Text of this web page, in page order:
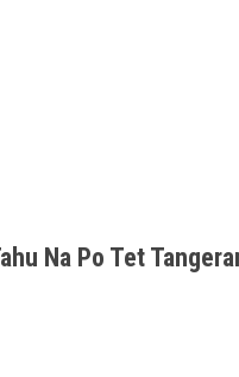
Na Po Tet